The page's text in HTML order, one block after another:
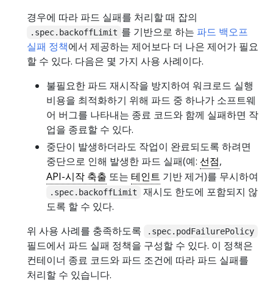
경우에 따라 파드 실패를 처리할 때 잡의
.spec.backoffLimit 를 기반으로 하는 파드 백오프
실패 정책에서 제공하는 제어보다 더 나은 제어가 필요
할 수 있다. 다음은 몇 가지 사용 사례이다.
불필요한 파드 재시작을 방지하여 워크로드 실행
비용을 최적화하기 위해 파드 중 하나가 소프트웨
어 버그를 나타내는 종료 코드와 함께 실패하면 작
업을 종료할 수 있다.
중단이 발생하더라도 작업이 완료되도록 하려면
중단으로 인해 발생한 파드 실패(예: 선점,
API-시작 축출 또는 테인트 기반 제거)를 무시하여
.spec.backoffLimit
재시도 한도에 포함되지 않
도록 할 수 있다.
위 사용 사례를 충족하도록
.spec.podFailurePolicy
필드에서 파드 실패 정책을 구성할 수 있다. 이 정책은
컨테이너 종료 코드와 파드 조건에 따라 파드 실패를
처리할 수 있습니다.